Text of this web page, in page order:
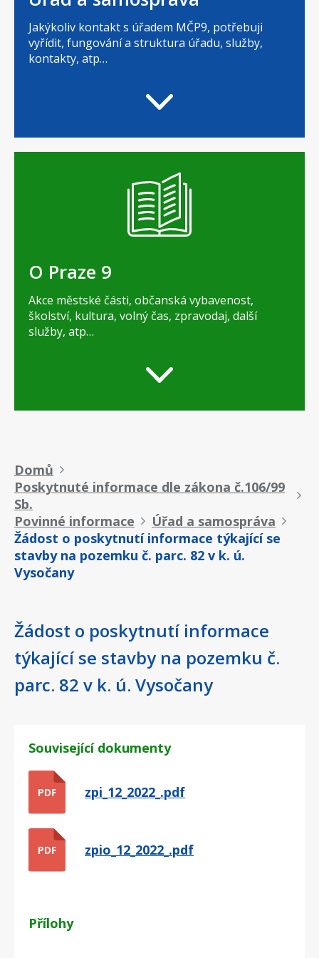
Jakýkoliv kontakt s úřadem MČP9, potřebuji
vyřídit, fungování a struktura úřadu, služby,
kontakty, atp…
O Praze 9
Akce městské části, občanská vybavenost,
školství, kultura, volný čas, zpravodaj, další
služby, atp…
Drobečková
navigace
Domů
Poskytnuté informace dle zákona č.106/99
Sb.
Povinné informace
Úřad a samospráva
Žádost o poskytnutí informace týkající se
stavby na pozemku č. parc. 82 v k. ú.
Vysočany
Žádost o poskytnutí informace
týkající se stavby na pozemku č.
parc. 82 v k. ú. Vysočany
Související dokumenty
PDF zpi_12_2022_.pdf
PDF zpio_12_2022_.pdf
Přílohy